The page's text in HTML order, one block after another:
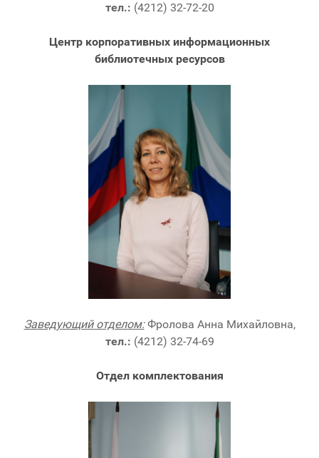
тел.: (4212) 32-72-20
Центр корпоративных информационных
библиотечных ресурсов
Заведующий отделом:Фролова Анна Михайловна,
тел.: (4212) 32-74-69
Отдел комплектования